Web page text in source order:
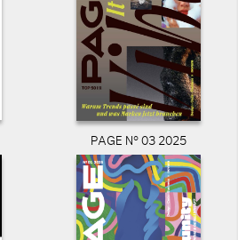
PAGE N° 03 2025